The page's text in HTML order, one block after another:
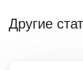
Другие